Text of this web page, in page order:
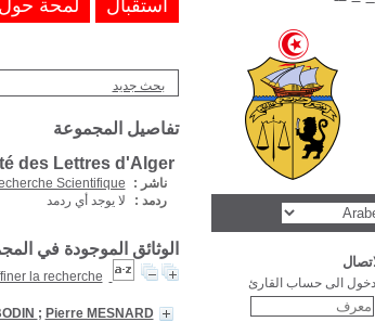
بحث جديد
تفاصيل المجموعة
des Lettres d'Alger
ناشر :
Scientifique
ردمد :
لا يوجد أي ردمد
الوثائق الموجودة في
la recherche
; Pierre MESNARD
استقبال لمحة حول
الى حساب القارئ